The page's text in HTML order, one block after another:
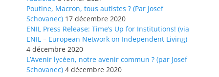
Poutine, Macron, tous autistes ? (Par Josef
Schovanec) 17 décembre 2020
ENIL Press Release: Time’s Up for Institutions! (via
ENIL – European Network on Independent Living)
4 décembre 2020
L’Avenir lycéen, notre avenir commun ? (par Josef
Schovanec) 4 décembre 2020